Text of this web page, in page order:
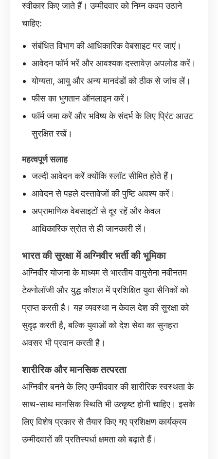
स्वीकार किए जाते हैं। उम्मीदवार को निम्न कदम उठाने
चाहिए:
संबंधित विभाग की आधिकारिक वेबसाइट पर जाएं।
आवेदन फॉर्म भरें और आवश्यक दस्तावेज़ अपलोड करें।
योग्यता, आयु और अन्य मानदंडों को ठीक से जांच लें।
फीस का भुगतान ऑनलाइन करें।
फॉर्म जमा करें और भविष्य के संदर्भ के लिए प्रिंट आउट
सुरक्षित रखें।
महत्वपूर्ण सलाह
जल्दी आवेदन करें क्योंकि स्लॉट सीमित होते हैं।
आवेदन से पहले दस्तावेजों की पुष्टि अवश्य करें।
अप्रामाणिक वेबसाइटों से दूर रहें और केवल
आधिकारिक स्रोत से ही जानकारी लें।
भारत की सुरक्षा में अग्निवीर भर्ती की भूमिका
अग्निवीर योजना के माध्यम से भारतीय वायुसेना नवीनतम
टेक्नोलॉजी और युद्ध कौशल में प्रशिक्षित युवा सैनिकों को
प्राप्त करती है। यह व्यवस्था न केवल देश की सुरक्षा को
सुदृढ़ करती है, बल्कि युवाओं को देश सेवा का सुनहरा
अवसर भी प्रदान करती है।
शारीरिक और मानसिक तत्परता
अग्निवीर बनने के लिए उम्मीदवार की शारीरिक स्वस्थता के
साथ-साथ मानसिक स्थिति भी उत्कृष्ट होनी चाहिए। इसके
लिए विशेष प्रकार से तैयार किए गए प्रशिक्षण कार्यक्रम
उम्मीदवारों की प्रतिस्पर्धा क्षमता को बढ़ाते हैं।